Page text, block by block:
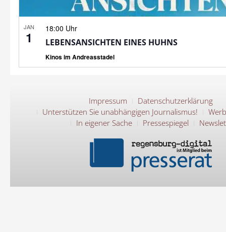
JAN
1
18:00 Uhr
LEBENSANSICHTEN EINES HUHNS
Kinos im Andreasstadel
Impressum
Datenschutzerklärung
Unterstützen Sie unabhängigen Journalismus!
In eigener Sache
Pressespiegel